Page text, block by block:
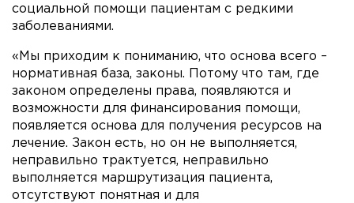
социальной помощи пациентам с редкими
заболеваниями.
«Мы приходим к пониманию, что основа всего –
нормативная база, законы. Потому что там, где
законом определены права, появляются и
возможности для финансирования помощи,
появляется основа для получения ресурсов на
лечение. Закон есть, но он не выполняется,
неправильно трактуется, неправильно
выполняется маршрутизация пациента,
отсутствуют понятная и для